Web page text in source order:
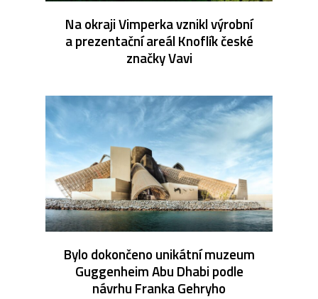
Na okraji Vimperka vznikl výrobní
a prezentační areál Knoflík české
značky Vavi
Bylo dokončeno unikátní muzeum
Guggenheim Abu Dhabi podle
návrhu Franka Gehryho